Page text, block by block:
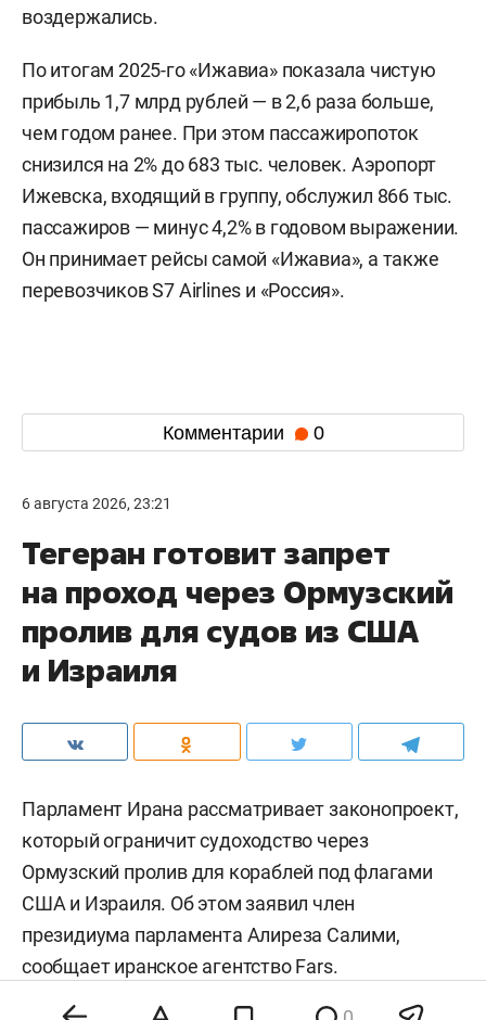
воздержались.
По итогам 2025-го «Ижавиа» показала чистую
прибыль 1,7 млрд рублей — в 2,6 раза больше,
чем годом ранее. При этом пассажиропоток
снизился на 2% до 683 тыс. человек. Аэропорт
Ижевска, входящий в группу, обслужил 866 тыс.
пассажиров — минус 4,2% в годовом выражении.
Он принимает рейсы самой «Ижавиа», а также
перевозчиков S7 Airlines и «Россия».
Комментарии 0
6 августа 2026, 23:21
Тегеран готовит запрет
на проход через Ормузский
пролив для судов из США
и Израиля
Парламент Ирана рассматривает законопроект,
который ограничит судоходство через
Ормузский пролив для кораблей под флагами
США и Израиля. Об этом заявил член
президиума парламента Алиреза Салими,
сообщает иранское агентствоFars.